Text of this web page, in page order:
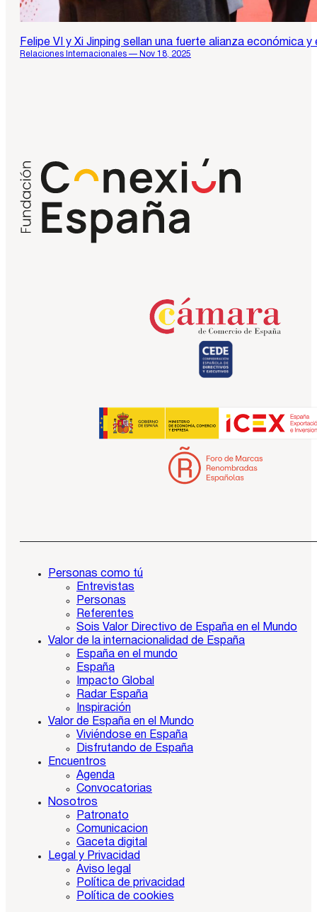
Felipe VI y Xi Jinping sellan una fuerte alianza económica
Relaciones Internacionales — Nov 18, 2025
Personas como tú
Entrevistas
Personas
Referentes
Sois Valor Directivo de España en el Mundo
Valor de la internacionalidad de España
España en el mundo
España
Impacto Global
Radar España
Inspiración
Valor de España en el Mundo
Viviéndose en España
Disfrutando de España
Encuentros
Agenda
Convocatorias
Nosotros
Patronato
Comunicacion
Gaceta digital
Legal y Privacidad
Aviso legal
Política de privacidad
Política de cookies